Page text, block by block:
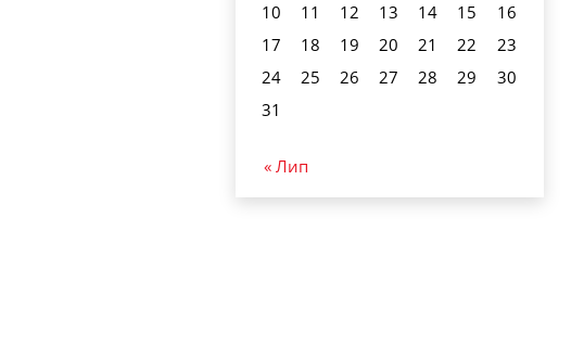
10
11 12 13 14 15
16
17
18 19 20 21 22
23
24
25 26 27 28 29
30
31
« Лип